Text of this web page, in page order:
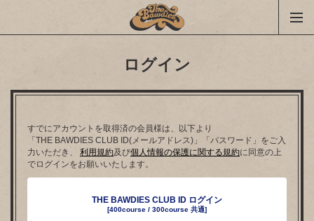
ログイン
すでにアカウントを取得済の会員様は、以下より
「THE BAWDIES CLUB ID(メールアドレス)」「パスワード」をご入
力いただき、
利用規約及び個人情報の保護に関する規約に同意の上
でログインをお願いいたします。
THE BAWDIES CLUB ID ログイン
[400course / 300course 共通]